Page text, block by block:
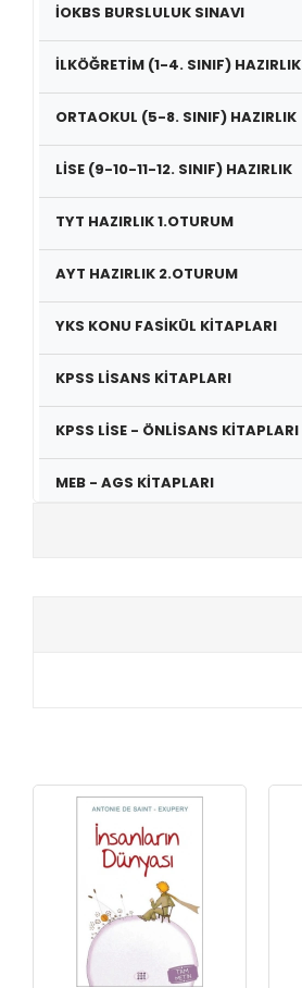
İOKBS BURSLULUK SINAVI
İLKÖĞRETİM (1-4. SINIF) HAZIRLIK
ORTAOKUL (5-8. SINIF) HAZIRLIK
LİSE (9-10-11-12. SINIF) HAZIRLIK
TYT HAZIRLIK 1.OTURUM
AYT HAZIRLIK 2.OTURUM
YKS KONU FASİKÜL KİTAPLARI
KPSS LİSANS KİTAPLARI
KPSS LİSE - ÖNLİSANS KİTAPLARI
MEB - AGS KİTAPLARI
YÖS KİTAPLARI
DHBT HAZIRLIK KİTAPLARI
GYS HAZIRLIK KİTAPLARI
SPK HAZIRLIK KİTAPLARI